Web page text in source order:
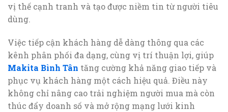
vị thế cạnh tranh và tạo được niềm tin từ người tiêu
dùng.
Việc tiếp cận khách hàng dễ dàng thông qua các
kênh phân phối đa dạng, cùng vị trí thuận lợi, giúp
Makita Bình Tân tăng cường khả năng giao tiếp và
phục vụ khách hàng một cách hiệu quả. Điều này
không chỉ nâng cao trải nghiệm người mua mà còn
thúc đẩy doanh số và mở rộng mạng lưới kinh